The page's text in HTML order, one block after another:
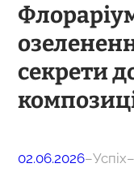
секрети
02.06.2026–Успіх–